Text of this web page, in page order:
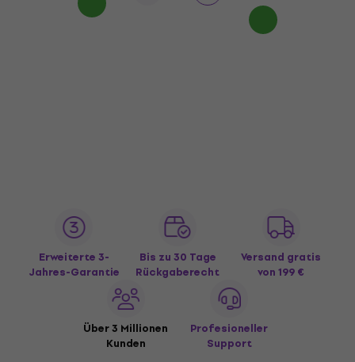
Erweiterte 3-
Jahres-Garantie
Bis zu 30 Tage
Rückgaberecht
Versand gratis
von 199 €
Über 3 Millionen
Kunden
Profesioneller
Support